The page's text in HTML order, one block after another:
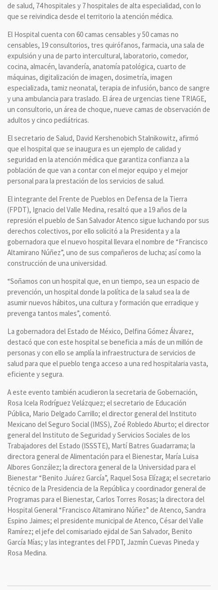
de salud, 74 hospitales y 7 hospitales de alta especialidad, con lo
que se reivindica desde el territorio la atención médica.
El Hospital cuenta con 60 camas censables y 50 camas no
censables, 19 consultorios, tres quirófanos, farmacia, una sala de
expulsión y una de parto intercultural, laboratorio, comedor,
cocina, almacén, lavandería, anatomía patológica, cuarto de
máquinas, digitalización de imagen, dosimetría, imagen
especializada, tamiz neonatal, terapia de infusión, banco de sangre
y una ambulancia para traslado. El área de urgencias tiene TRIAGE,
un consultorio, un área de choque, nueve camas de observación de
adultos y cinco pediátricas.
El secretario de Salud, David Kershenobich Stalnikowitz, afirmó
que el hospital que se inaugura es un ejemplo de calidad y
seguridad en la atención médica que garantiza confianza a la
población de que van a contar con el mejor equipo y el mejor
personal para la prestación de los servicios de salud.
El integrante del Frente de Pueblos en Defensa de la Tierra
(FPDT), Ignacio del Valle Medina, resaltó que a 19 años de la
represión el pueblo de San Salvador Atenco sigue luchando por sus
derechos colectivos, por ello solicitó a la Presidenta y a la
gobernadora que el nuevo hospital llevara el nombre de “Francisco
Altamirano Núñez”, uno de sus compañeros de lucha; así como la
construcción de una universidad.
“Soñamos con un hospital que, en un tiempo, sea un espacio de
prevención, un hospital donde la política de la salud sea la de
asumir nuevos hábitos, una cultura y formación que erradique y
prevenga tantos males”, comentó.
La gobernadora del Estado de México, Delfina Gómez Álvarez,
destacó que con este hospital se beneficia a más de un millón de
personas y con ello se amplía la infraestructura de servicios de
salud para que el pueblo tenga acceso a una red hospitalaria vasta,
eficiente y segura.
A este evento también acudieron la secretaria de Gobernación,
Rosa Icela Rodríguez Velázquez; el secretario de Educación
Pública, Mario Delgado Carrillo; el director general del Instituto
Mexicano del Seguro Social (IMSS), Zoé Robledo Aburto; el director
general del Instituto de Seguridad y Servicios Sociales de los
Trabajadores del Estado (ISSSTE), Martí Batres Guadarrama; la
directora general de Alimentación para el Bienestar, María Luisa
Albores González; la directora general de la Universidad para el
Bienestar “Benito Juárez García”, Raquel Sosa Elízaga; el secretario
técnico de la Presidencia de la República y coordinador general de
Programas para el Bienestar, Carlos Torres Rosas; la directora del
Hospital General “Francisco Altamirano Núñez” de Atenco, Sandra
Espino Jaimes; el presidente municipal de Atenco, César del Valle
Ramírez; el jefe del comisariado ejidal de San Salvador, Benito
García Mías; y las integrantes del FPDT, Jazmín Cuevas Pineda y
Rosa Medina.